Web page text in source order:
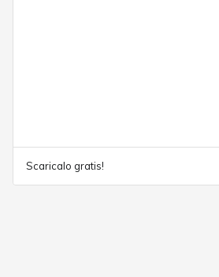
Scaricalo gratis!